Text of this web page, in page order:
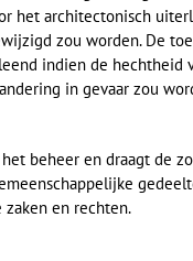
het architectonisch
zou worden. De
indien de hechtheid
in gevaar zou
beheer en draagt de
en rechten.